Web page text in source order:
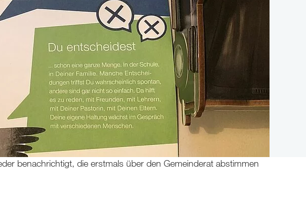
benachrichtigt, die erstmals über den Gemeinderat abstimmen